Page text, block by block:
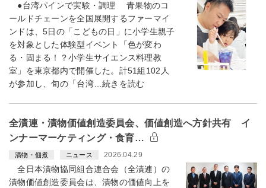
●台湾パインで実験・調理 青果物のコ
ールドチェーンを全国展開するファーマイ
ンドは、5日の「こどもの日」に小学生親子
を対象とした体験型イベント「色が変わ
る・固まる！？小学生サイエンス料理教
室」を東京都内で開催した。計51組102人
が参加し、旬の「台湾…続きを読む
全漬連・漬物価値創造委員会、価値創造へ方針共有 イ
ンナーマーケティング・食育…
漬物・佃煮 ニュース 2026.04.29
全日本漬物協同組合連合会（全漬連）の
漬物価値創造委員会は、漬物の価値向上を